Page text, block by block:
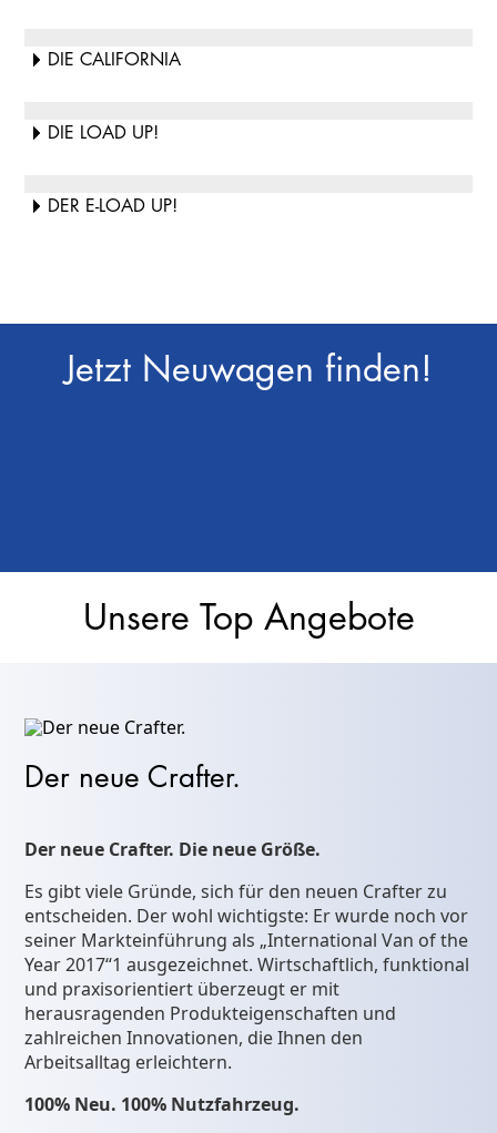
DIE CALIFORNIA
DIE LOAD UP!
DER E-LOAD UP!
Jetzt Neuwagen finden!
Unsere Top Angebote
Der neue Crafter.
Der neue Crafter. Die neue Größe.
Es gibt viele Gründe, sich für den neuen Crafter zu
entscheiden. Der wohl wichtigste: Er wurde noch vor
seiner Markteinführung als „International Van of the
Year 2017“1 ausgezeichnet. Wirtschaftlich, funktional
und praxisorientiert überzeugt er mit
herausragenden Produkteigenschaften und
zahlreichen Innovationen, die Ihnen den
Arbeitsalltag erleichtern.
100% Neu. 100% Nutzfahrzeug.